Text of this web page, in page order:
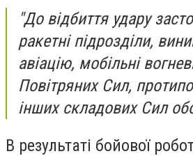
"До відбиття удару
ракетні підрозділи,
авіацію, мобільні
Повітряних Сил,
інших складових Сил
В результаті бойової